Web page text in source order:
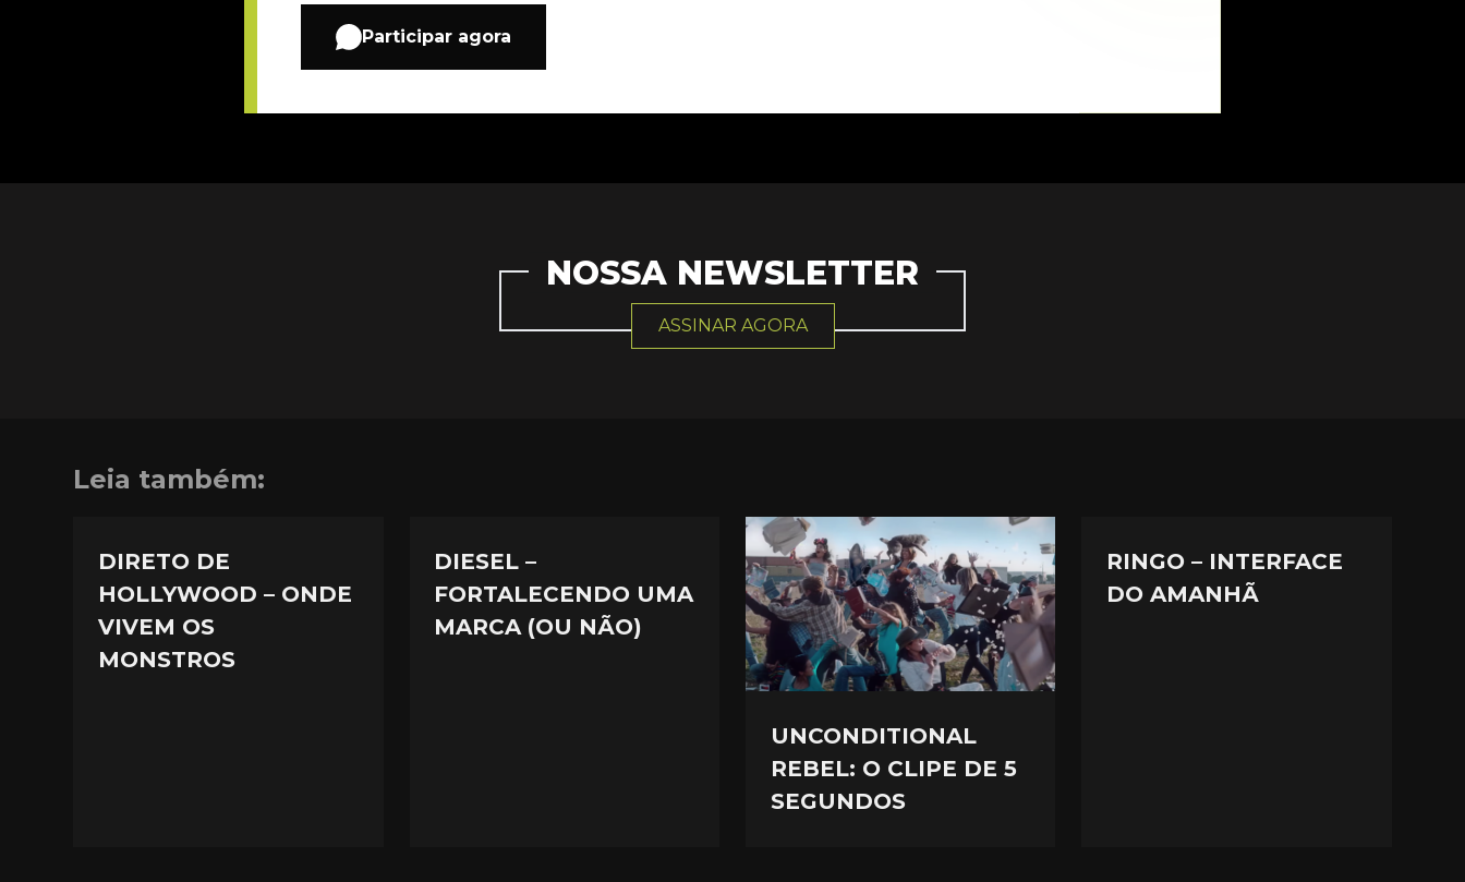
Participar agora
NOSSA NEWSLETTER
ASSINAR AGORA
Leia também:
DIRETO DE
HOLLYWOOD – ONDE
VIVEM OS
MONSTROS
DIESEL –
FORTALECENDO UMA
MARCA (OU NÃO)
UNCONDITIONAL
REBEL: O CLIPE DE 5
SEGUNDOS
RINGO – INTERFACE
DO AMANHÃ